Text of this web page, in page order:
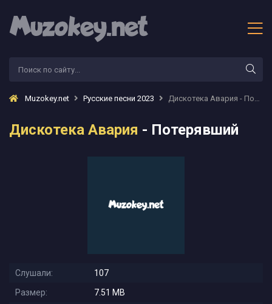
Muzokey.net Русские песни 2023 Дискотека Авария - Потерявший
Дискотека Авария - Потерявший
Слушали:
107
Размер:
7.51 MB